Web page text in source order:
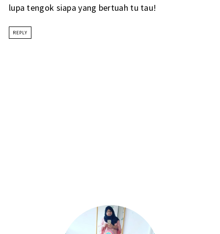
lupa tengok siapa yang bertuah tu tau!
REPLY